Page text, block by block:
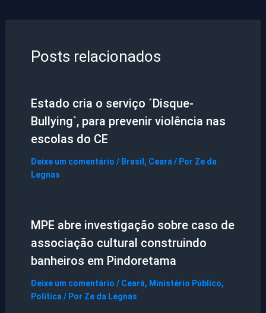
Posts relacionados
Estado cria o serviço ´Disque-
Bullying`, para prevenir violência nas
escolas do CE
Deixe um comentário / Brasil , Ceará / Por Ze da
Legnas
MPE abre investigação sobre caso de
associação cultural construindo
banheiros em Pindoretama
Deixe um comentário / Ceará, Ministério Público,
Política / Por Ze da Legnas